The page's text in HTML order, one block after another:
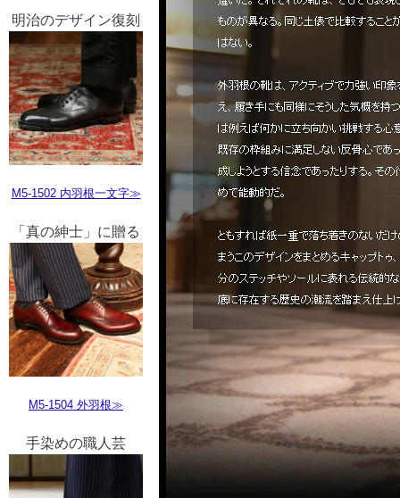
明治のデザイン復刻
M5-1502 内羽根一文字≫
「真の紳士」に贈る
M5-1504 外羽根≫
手染めの職人芸